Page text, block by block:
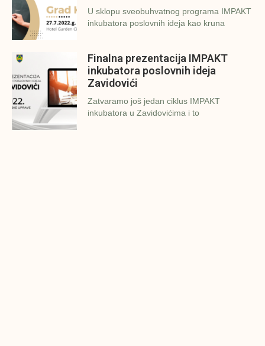
U sklopu sveobuhvatnog programa IMPAKT
inkubatora poslovnih ideja kao kruna
Finalna prezentacija IMPAKT
inkubatora poslovnih ideja
Zavidovići
Zatvaramo još jedan ciklus IMPAKT
inkubatora u Zavidovićima i to